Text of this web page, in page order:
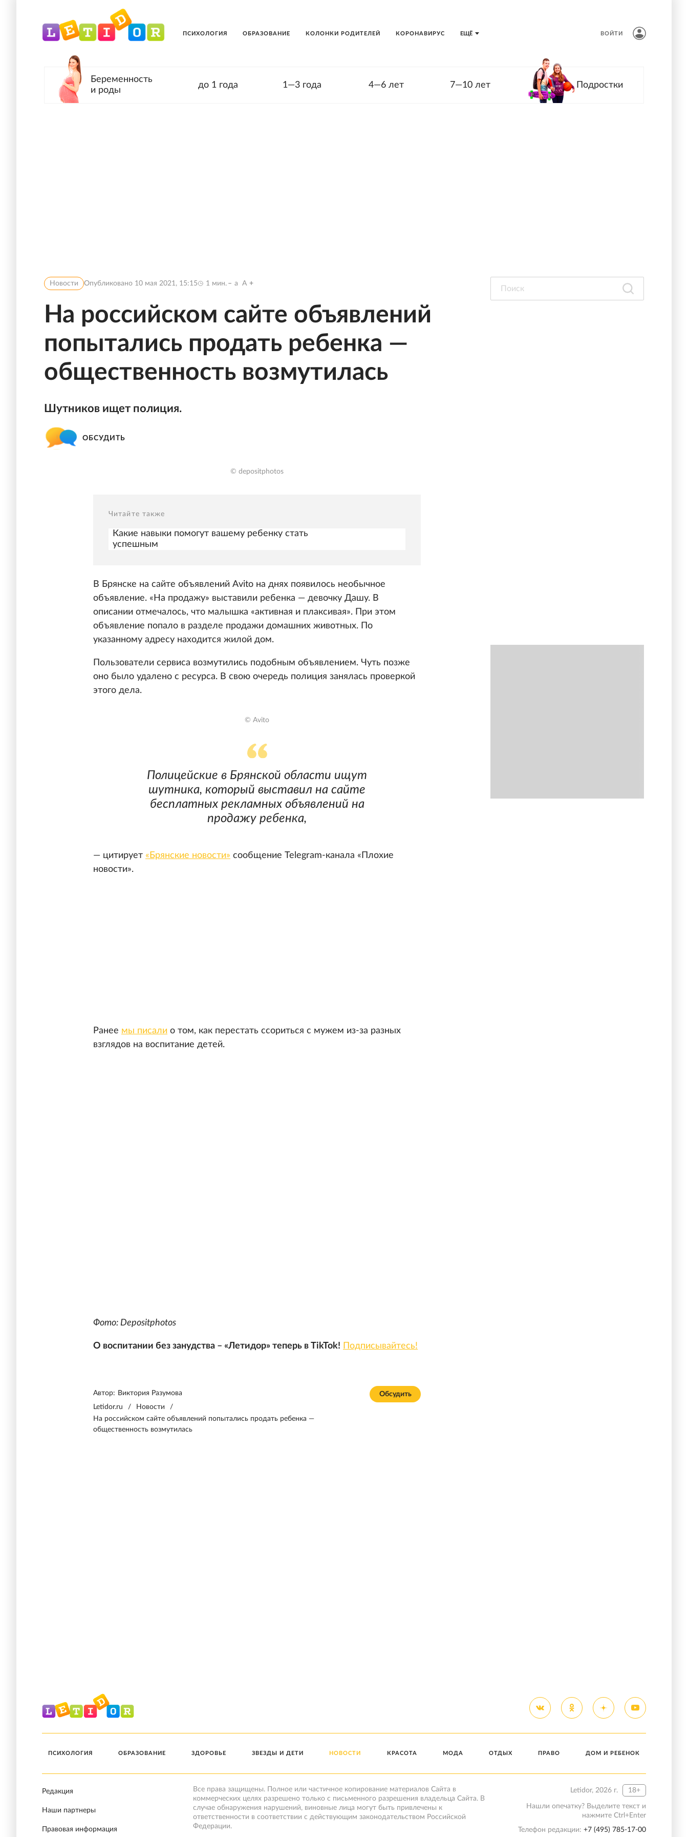
ЕЩЁ
ПСИХОЛОГИЯ ОБРАЗОВАНИЕ КОЛОНКИ РОДИТЕЛЕЙ КОРОНАВИРУС ВОЙТИ
Беременность
и роды
до 1 года 1—3 года 4—6 лет 7—10 лет Подростки
Новости Опубликовано 10 мая 2021, 15:15 1 мин. a A
На российском сайте объявлений
попытались продать ребенка —
общественность возмутилась
Шутников ищет полиция.
ОБСУДИТЬ
© depositphotos
Читайте также
Какие навыки помогут вашему ребенку стать
успешным
В Брянске на сайте объявлений Avito на днях появилось необычное
объявление. «На продажу» выставили ребенка — девочку Дашу. В
описании отмечалось, что малышка «активная и плаксивая». При этом
объявление попало в разделе продажи домашних животных. По
указанному адресу находится жилой дом.
Пользователи сервиса возмутились подобным объявлением. Чуть позже
оно было удалено с ресурса. В свою очередь полиция занялась проверкой
этого дела.
© Avito
Полицейские в Брянской области ищут
шутника, который выставил на сайте
бесплатных рекламных объявлений на
продажу ребенка,
— цитирует «Брянские новости» сообщение Telegram-канала «Плохие
новости».
Ранее мы писали о том, как перестать ссориться с мужем из-за разных
взглядов на воспитание детей.
Фото: Depositphotos
О воспитании без занудства – «Летидор» теперь в TikTok! Подписывайтесь!
Обсудить
Автор: Виктория Разумова
Letidor.ru
/ Новости
/
На российском сайте объявлений попытались продать ребенка —
общественность возмутилась
ПСИХОЛОГИЯ ОБРАЗОВАНИЕ ЗДОРОВЬЕ ЗВЕЗДЫ И ДЕТИ НОВОСТИ КРАСОТА МОДА ОТДЫХ ПРАВО ДОМ И РЕБЕНОК
Редакция
Наши партнеры
Правовая информация
Letidor, 2026 г. 18+
Нашли опечатку? Выделите текст и
нажмите Ctrl+Enter
Телефон редакции: +7 (495) 785-17-00
Все права защищены. Полное или частичное копирование материалов Сайта в
коммерческих целях разрешено только с письменного разрешения владельца Сайта. В
случае обнаружения нарушений, виновные лица могут быть привлечены к
ответственности в соответствии с действующим законодательством Российской
Федерации.